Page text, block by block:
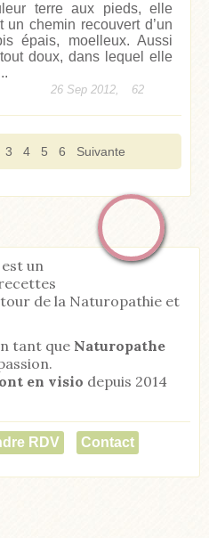
terre aux pieds, elle
chemin recouvert d’un
épais, moelleux. Aussi
doux, dans lequel elle
26 Sep 2012, 62
3 4 5 6 Suivante
un
de la Naturopathie et
tant que Naturopathe
en visio depuis 2014
RDV Contact